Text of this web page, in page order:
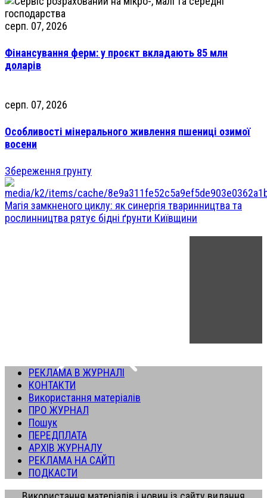
серп. 07, 2026
Фінансування ферм: у проєкт вкладають 85 млн
доларів
серп. 07, 2026
Особливості мінерального живлення пшениці озимої
восени
Збереження грунту
Магія замкненого циклу: як синергія тваринництва та
рослинництва рятує бідні ґрунти Київщини
РЕКЛАМА В ЖУРНАЛІ
КОНТАКТИ
Використання матеріалів
ПРО ЖУРНАЛ
Пошук
ПЕРЕДПЛАТА
АРХІВ ЖУРНАЛУ
РЕКЛАМА НА САЙТІ
ПОДКАСТИ